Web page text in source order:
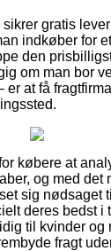
gratis
indkøber for
den
om man bor
er at få
købere at
og med det
sig nødsaget
deres bedst i
til kvinder
fragt